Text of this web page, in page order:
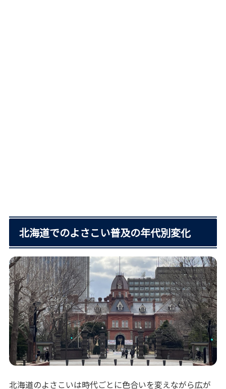
北海道でのよさこい普及の年代別変化
北海道のよさこいは時代ごとに色合いを変えながら広が